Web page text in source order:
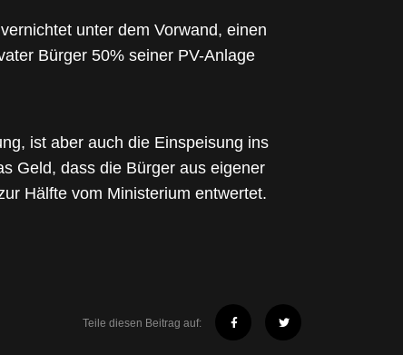
unter dem Vorwand, einen
Bürger 50% seiner PV-Anlage
ist aber auch die Einspeisung ins
Geld, dass die Bürger aus eigener
Hälfte vom Ministerium entwertet.
Teile diesen Beitrag auf: